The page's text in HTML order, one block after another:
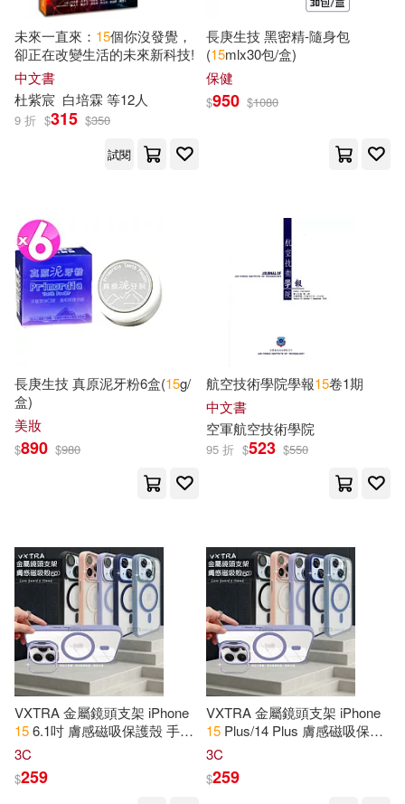
Birthday Gifts(25)
Joe(25) Jones(25)
Kim(25)
伍美珍(25)
國家電網公司人力資源部編(25)
榊一郎(25)
經濟部標準檢驗局(25)
長江高考研發中心主編(25)
飛樂鳥(25) 馮文遠(25)
Anderson(24)
C.C動漫社(24) Gifts(24)
汕頭大學出版社(137)
廣東經濟出版社(135)
西南師範大學出版社(135)
福建美術出版社(131)
遼寧美術出版社(131)
中國書籍出版社(124)
上海財經大學出版社(123)
中原農民出版社(122)
人民日報出版社(122)
西南財經大學出版社(121)
未來一直來： 15個你沒發覺，
卻正在改變生活的未來新科技!
中文書
杜紫宸 白培霖 等12人
9 折 $315 $350
試閱
長庚生技 黑密精-隨身包
(15mlx30包/盒)
保健
$950 $1080
長庚生技 真原泥牙粉6盒(15g/
盒)
美妝
$890 $980
航空技術學院學報15卷1期
中文書
空軍航空技術學院
95 折 $523 $550
VXTRA 金屬鏡頭支架 iPhone
156.1吋 膚感磁吸保護殼 手機
殼(附鏡頭玻璃環) 膚粉
3C
$259
VXTRA 金屬鏡頭支架 iPhone
15 Plus/14 Plus 膚感磁吸保護
殼 手機殼(附鏡頭玻璃環) 膚粉
3C
$259